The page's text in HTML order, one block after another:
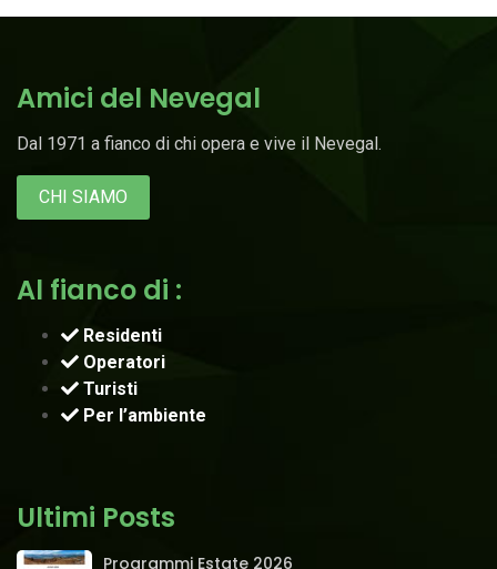
Amici del Nevegal
Dal 1971 a fianco di chi opera e vive il Nevegal.
CHI SIAMO
Al fianco di :
Residenti
Operatori
Turisti
Per l’ambiente
Ultimi Posts
Programmi Estate 2026